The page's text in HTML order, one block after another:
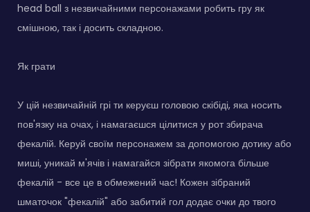
head ball з незвичайними персонажами робить гру як
смішною, так і досить складною.
Як грати
У цій незвичайній грі ти керуєш головою скібіді, яка носить
пов'язку на очах, і намагаєшся цілитися у рот збирача
фекалій. Керуй своїм персонажем за допомогою дотику або
миші, уникай м'ячів і намагайся зібрати якомога більше
фекалій - все це в обмежений час! Кожен зібраний
шматочок "фекалій" або забитий гол додає очки до твого